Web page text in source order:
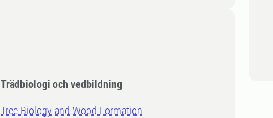
Trädbiologi och vedbildning
Tree Biology and Wood Formation